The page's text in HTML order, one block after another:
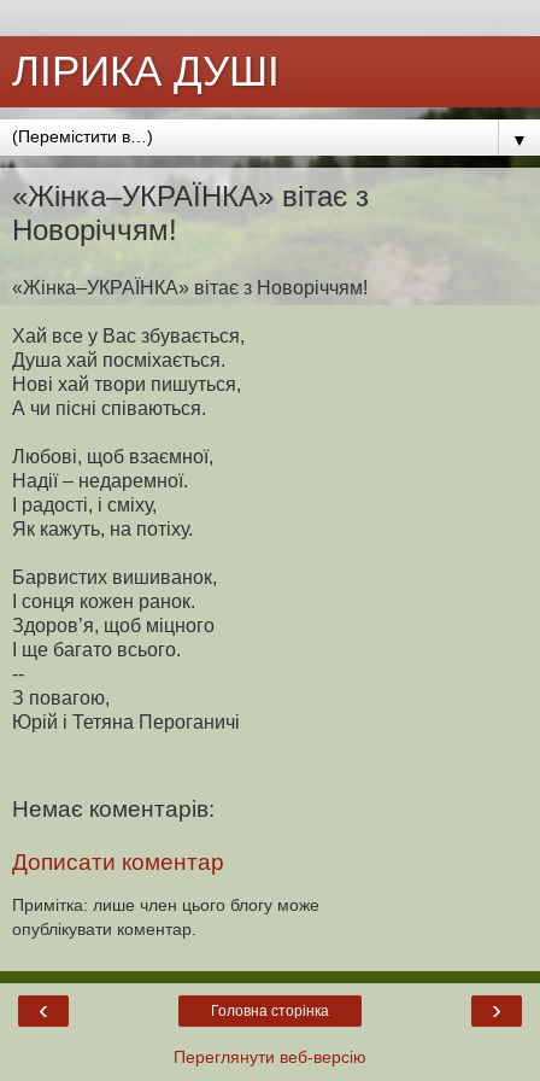
ЛІРИКА ДУШІ
▼
«Жінка–УКРАЇНКА» вітає з
Новоріччям!
«Жінка–УКРАЇНКА» вітає з Новоріччям!
Хай все у Вас збувається,
Душа хай посміхається.
Нові хай твори пишуться,
А чи пісні співаються.
Любові, щоб взаємної,
Надії – недаремної.
І радості, і сміху,
Як кажуть, на потіху.
Барвистих вишиванок,
І сонця кожен ранок.
Здоров’я, щоб міцного
І ще багато всього.
--
З повагою,
Юрій і Тетяна Пероганичі
Немає коментарів:
Дописати коментар
Примітка: лише член цього блогу може
опублікувати коментар.
‹ ›
Головна сторінка
Переглянути веб-версію